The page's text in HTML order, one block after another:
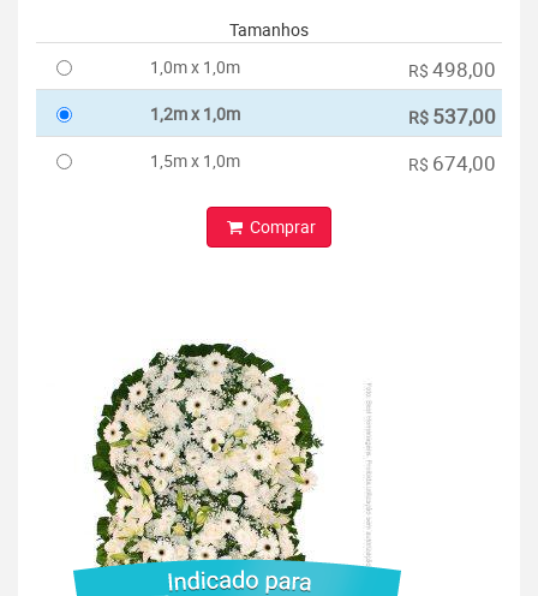
Tamanhos
1,0m x 1,0m
R$ 498,00
1,2m x 1,0m R$ 537,00
1,5m x 1,0m R$ 674,00
Comprar